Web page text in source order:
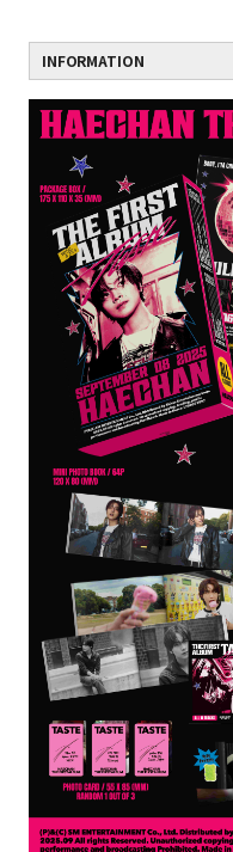
INFORMATION